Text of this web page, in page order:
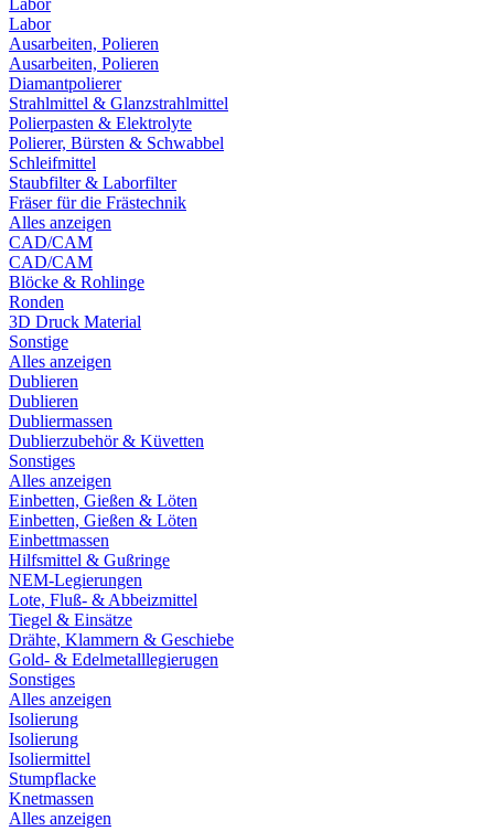
Labor
Labor
Ausarbeiten, Polieren
Ausarbeiten, Polieren
Diamantpolierer
Strahlmittel & Glanzstrahlmittel
Polierpasten & Elektrolyte
Polierer, Bürsten & Schwabbel
Schleifmittel
Staubfilter & Laborfilter
Fräser für die Frästechnik
Alles anzeigen
CAD/CAM
CAD/CAM
Blöcke & Rohlinge
Ronden
3D Druck Material
Sonstige
Alles anzeigen
Dublieren
Dublieren
Dubliermassen
Dublierzubehör & Küvetten
Sonstiges
Alles anzeigen
Einbetten, Gießen & Löten
Einbetten, Gießen & Löten
Einbettmassen
Hilfsmittel & Gußringe
NEM-Legierungen
Lote, Fluß- & Abbeizmittel
Tiegel & Einsätze
Drähte, Klammern & Geschiebe
Gold- & Edelmetalllegierugen
Sonstiges
Alles anzeigen
Isolierung
Isolierung
Isoliermittel
Stumpflacke
Knetmassen
Alles anzeigen